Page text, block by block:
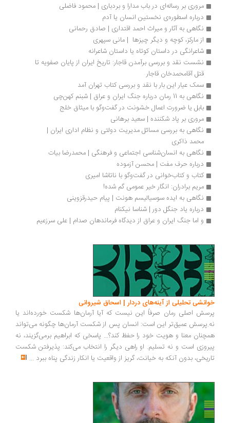
مروری بر رساله‌ای در باب مدارا و بردباری | محمود فاضلی
درباره اسطوره‌ی نخستین انسان یا آدم
نگاهی به آثار و میراث احمد اقتداری | صادق رحمانی
از مارکز، کوچه و دیگر چیزها  | مانی سپهری
شاعرانگی در داستان کوتاه یا داستان شاعرانه
نشست نقد و بررسی برآمدن قاجار: تاریخ ایران از پایان صفویه تا
قتل آقامحمدخان قاجار
سمک عیار این بار با نقد و بررسی کتاب تهران آمد
نگاهی به 11 رمان درباره جنگ ایران و عراق | شبنم کهن‌چی
بابل یا ضرورت اعمال خشونت در گفت‌وگو با میثاق خلج
مروری بر پاد شکننده | سعید برهانی
نگاهی به بررسی مسائل مدیریت دولتی و نظام اداری ایران |
محمد ذاکری
نگاهی به انسان‌شناسی اجتماعی و فرهنگی | محمدرضا بیات
درباره حرف مفت | محسن آزموده
کتاب و کتاب‌خوانی در گفت‌وگو با ناتاشا امیری
مریم برادران: انگار خیر عمومی گم شده!
نگاهی به ایده سوسیالیسم هونت | پیام حیدرقزوینی
درباره یاد جنگل دور | شناسا نیکنام
و اما جنگ ایران و عراق از دیدگاه فرماندهان صدام | علی سرزعیم
تحلیلی از آینه‌های دردار | اسحاق شیروانی
اصلی رمان صرفاً این نیست که آیا آرمان‌ها شکست خورده‌اند یا
عمیق‌تر این است: انسان پس از شکست آرمان‌ها چگونه می‌تواند
معنا و هویت خود را حفظ کند؟... پاسخی که ابراهیم برمی‌گزیند، نه
است و نه تسلیم. او راهی دیگر را انتخاب می‌کند: پذیرفتن شکست
بدون آنکه به خیانت، گریز از واقعیت یا انکار زندگی پناه ببرد...